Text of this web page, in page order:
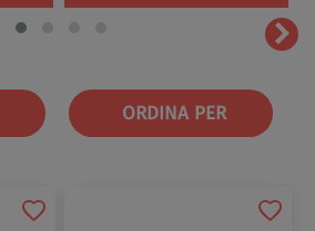
ORDINA PER